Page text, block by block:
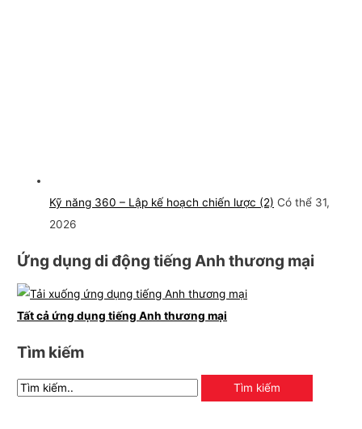
Kỹ năng 360 – Lập kế hoạch chiến lược (2) Có thể 31,
2026
Ứng dụng di động tiếng Anh thương mại
Tất cả ứng dụng tiếng Anh thương mại
Tìm kiếm